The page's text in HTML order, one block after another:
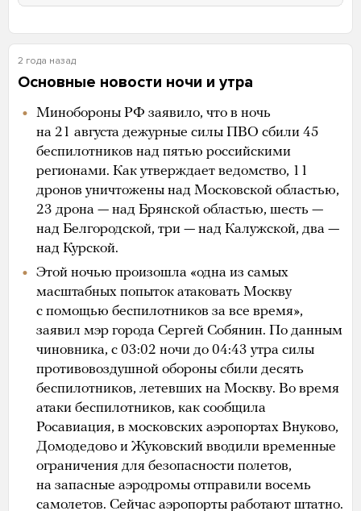
2 года назад
Основные новости ночи и утра
Минобороны РФ заявило, что в ночь
на 21 августа дежурные силы ПВО сбили 45
беспилотников над пятью российскими
регионами. Как утверждает ведомство, 11
дронов уничтожены над Московской областью,
23 дрона — над Брянской областью, шесть —
над Белгородской, три — над Калужской, два —
над Курской.
Этой ночью произошла «одна из самых
масштабных попыток атаковать Москву
с помощью беспилотников за все время»,
заявил мэр города Сергей Собянин. По данным
чиновника, с 03:02 ночи до 04:43 утра силы
противовоздушной обороны сбили десять
беспилотников, летевших на Москву. Во время
атаки беспилотников, как сообщила
Росавиация, в московских аэропортах Внуково,
Домодедово и Жуковский вводили временные
ограничения для безопасности полетов,
на запасные аэродромы отправили восемь
самолетов. Сейчас аэропорты работают штатно.